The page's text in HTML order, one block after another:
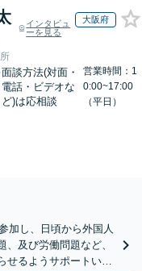
インタビュ
ーを見る
大阪府
面談方法(対面・
電話・ビデオな
ど)は応相談
営業時間：1
0:00~17:00
（平日）
加し、日頃から外国人
及び労働問題など、
せるようサポートいた